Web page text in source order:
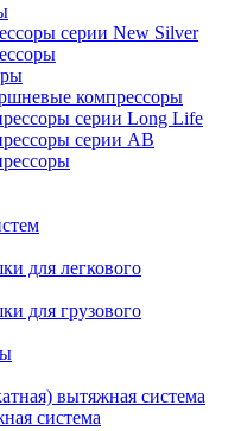
серии New Silver
компрессоры
серии Long Life
серии AB
для легкового
для грузового
вытяжная система
система